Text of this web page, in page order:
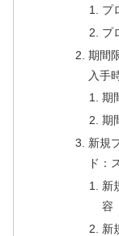
プ
プ
期間
入手
期
期
新規
ド：
新
容
新